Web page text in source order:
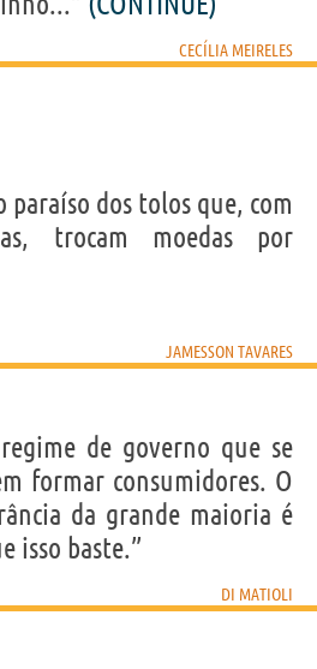
CECÍLIA MEIRELES
paraíso dos tolos que, com
trocam moedas por
JAMESSON TAVARES
de governo que se
formar consumidores. O
da grande maioria é
isso baste.”
DI MATIOLI